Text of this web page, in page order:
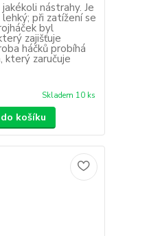
nástrahy. Je
při zatížení se
byl
zajišťuje
háčků probíhá
který zaručuje
Skladem 10 ks
košíku